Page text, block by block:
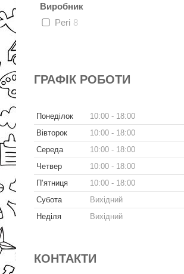
Виробник
Peri 8
ГРАФІК РОБОТИ
Понеділок 10:00
18:00
Вівторок
10:00
18:00
Середа
10:00
18:00
Четвер
10:00
18:00
Пʼятниця
10:00
18:00
Субота
Вихідний
Неділя
Вихідний
КОНТАКТИ